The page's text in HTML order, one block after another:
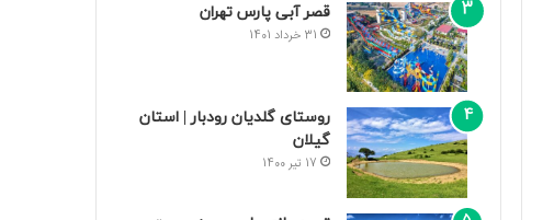
قصر آبی پارس تهران
31 خرداد 1401
روستای گلدیان رودبار | استان
گیلان
17 تیر 1400